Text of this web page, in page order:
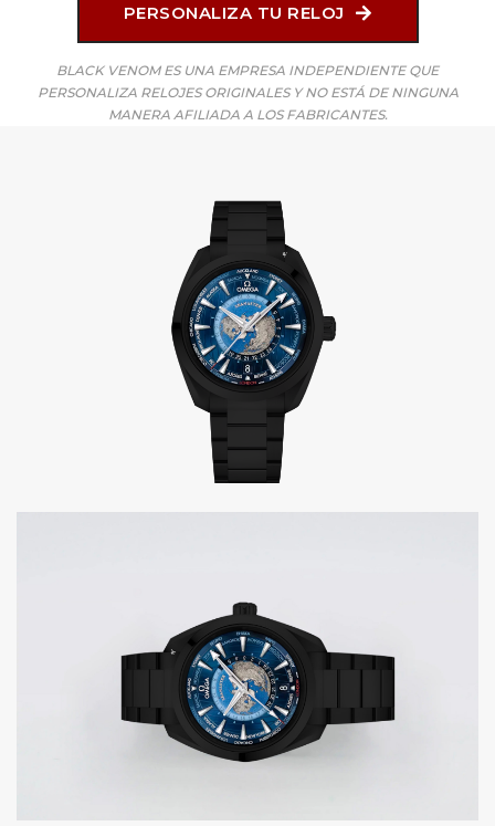
PERSONALIZA TU RELOJ
BLACK VENOM ES UNA EMPRESA INDEPENDIENTE QUE
PERSONALIZA RELOJES ORIGINALES Y NO ESTÁ DE NINGUNA
MANERA AFILIADA A LOS FABRICANTES.